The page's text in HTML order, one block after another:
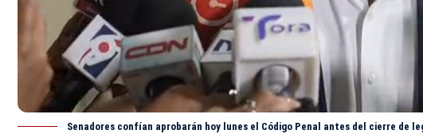
Senadores confían aprobarán hoy lunes el Código Penal antes del cierre de